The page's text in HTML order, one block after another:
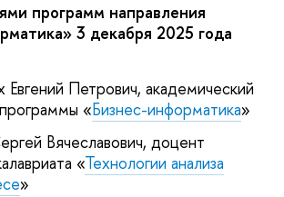
программ направления
3 декабря 2025 года
Евгений Петрович, академический
«Бизнес-информатика»
Вячеславович, доцент
«Технологии анализа
»